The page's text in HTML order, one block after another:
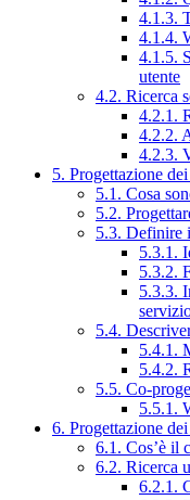
4.1.3.
4.1.4.
4.1.5.
utente
4.2. Ricerca
4.2.1.
4.2.2.
4.2.3.
5. Progettazione
5.1. Cosa
5.2.
5.3. Definire
5.3.1.
5.3.2.
5.3.3.
5.4.
5.4.1.
5.4.2.
5.5. Co-
5.5.1.
6. Progettazione
6.1. Cos’è il
6.2. Ricerca
6.2.1.